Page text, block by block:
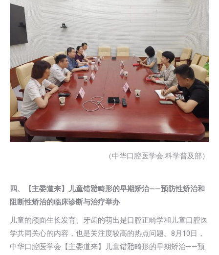
（中华口腔医学会 科学普及部）
四、【主委道来】儿童错𬌗畸形的早期矫治——预防性矫治和
阻断性矫治的临床诊断与治疗举办
儿童的颅面生长发育、牙齿的萌出是口腔正畸学和儿童口腔医
学共同关心的内容，也是关注度较高的热点问题。8月10日，
中华口腔医学会【主委道来】儿童错𬌗畸形的早期矫治——预